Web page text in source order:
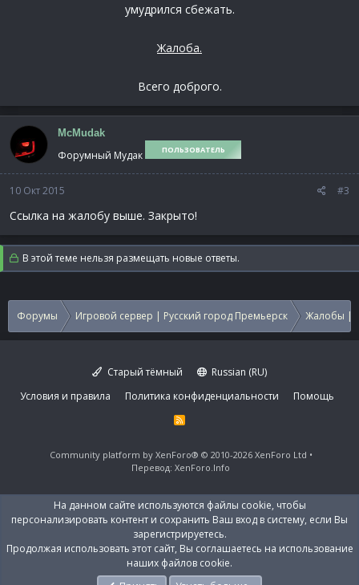
умудрился сбежать.
Жалоба.
Всего доброго.​
McMudak
Форумный Мудак ПОЛЬЗОВАТЕЛЬ
10 Окт 2015 #3
Ссылка на жалобу выше. Закрыто!
В этой теме нельзя размещать новые ответы.
Форумы Игровой сервер | Русский город Премьерск Жалобы |
Старый тёмный
Russian (RU)
Условия и правила
Политика конфиденциальности Помощь
R
Community platform by XenForo® © 2010-2026 XenForo Ltd
Перевод: XenForo.Info
На данном сайте используются файлы cookie, чтобы
персонализировать контент и сохранить Ваш вход в систему, если Вы
зарегистрируетесь.
Продолжая использовать этот сайт, Вы соглашаетесь на использование
наших файлов cookie.